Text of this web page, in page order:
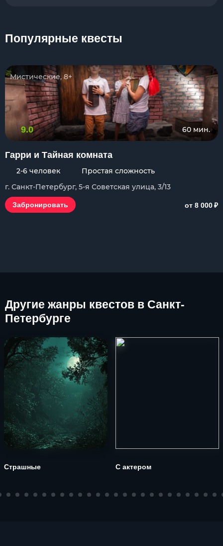
Популярные квесты
Мистические, 8+
9.0 60 мин.
Гарри и Тайная комната
2-6 человек
Простая сложность
г. Санкт-Петербург, 5-я Советская улица, 3/13
Забронировать от 8 000₽
Другие жанры квестов в Санкт-
Петербурге
Страшные С актером